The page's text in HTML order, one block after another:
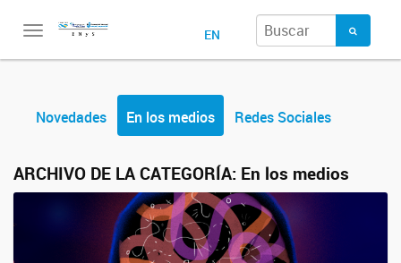
Toggle
EN
Novedades En los medios Redes Sociales
ARCHIVO DE LA CATEGORÍA: En los medios